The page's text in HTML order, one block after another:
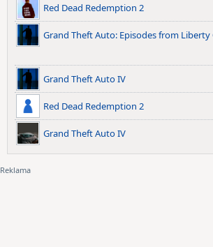
Red Dead Redemption 2
Grand Theft Auto: Episodes from Liberty
Grand Theft Auto IV
Red Dead Redemption 2
Grand Theft Auto IV